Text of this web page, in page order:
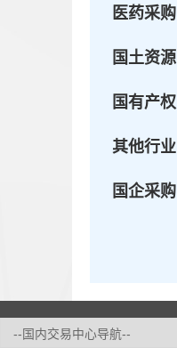
医药采购
国土资源
国有产权
其他行业
国企采购